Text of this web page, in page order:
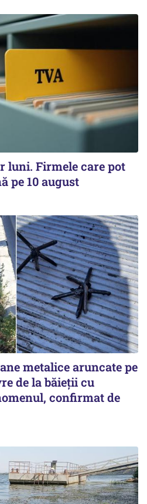
luni. Firmele care pot
pe 10 august
metalice aruncate pe
de la băieții cu
confirmat de